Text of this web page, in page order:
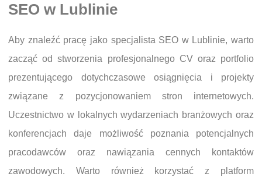
SEO w Lublinie
Aby znaleźć pracę jako specjalista SEO w Lublinie, warto
zacząć od stworzenia profesjonalnego CV oraz portfolio
prezentującego dotychczasowe osiągnięcia i projekty
związane z pozycjonowaniem stron internetowych.
Uczestnictwo w lokalnych wydarzeniach branżowych oraz
konferencjach daje możliwość poznania potencjalnych
pracodawców oraz nawiązania cennych kontaktów
zawodowych. Warto również korzystać z platform